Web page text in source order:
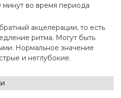
минут во время периода
акцелерации, то есть
ритма. Могут быть
Нормальное значение
и неглубокие.